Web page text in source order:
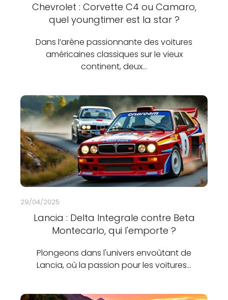
Chevrolet : Corvette C4 ou Camaro,
quel youngtimer est la star ?
Dans l’arène passionnante des voitures
américaines classiques sur le vieux
continent, deux…
29/04/2025
Lancia : Delta Integrale contre Beta
Montecarlo, qui l'emporte ?
Plongeons dans l'univers envoûtant de
Lancia, où la passion pour les voitures…